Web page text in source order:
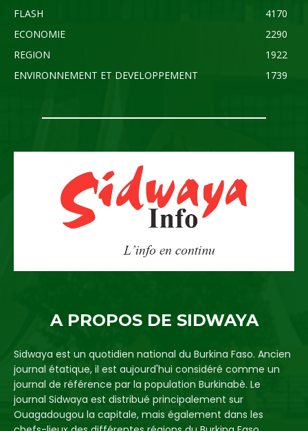
FLASH
4170
ECONOMIE
2290
REGION
1922
ENVIRONNEMENT ET DEVELOPPEMENT
1739
A PROPOS DE SIDWAYA
Sidwaya est un quotidien national du Burkina Faso. Ancien
journal étatique, il est aujourd'hui considéré comme un
journal de référence par la population Burkinabè. Le
journal Sidwaya est distribué principalement sur
Ouagadougou la capitale, mais également dans les